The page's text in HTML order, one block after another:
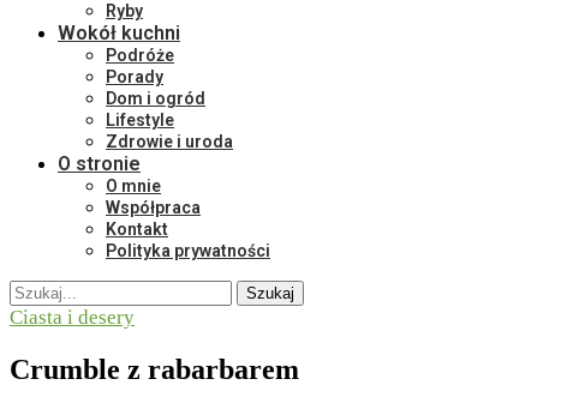
Ryby
Wokół kuchni
Podróże
Porady
Dom i ogród
Lifestyle
Zdrowie i uroda
O stronie
O mnie
Współpraca
Kontakt
Polityka prywatności
Szukaj
Ciasta i desery
Crumble z rabarbarem